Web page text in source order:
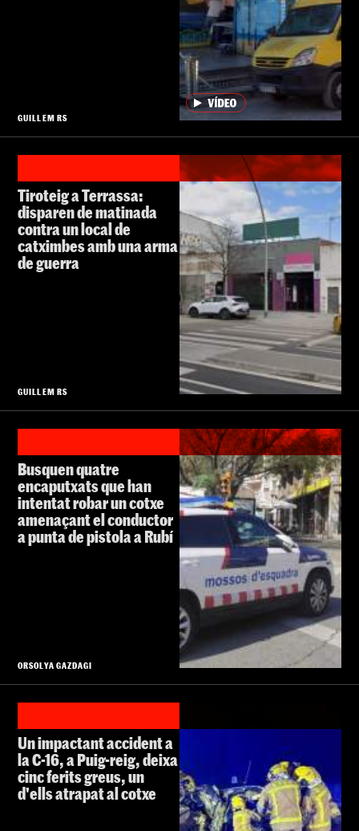
GUILLEM RS
Tiroteig a Terrassa:
disparen de matinada
contra un local de
catximbes amb una arma
de guerra
GUILLEM RS
Busquen quatre
encaputxats que han
intentat robar un cotxe
amenaçant el conductor
a punta de pistola a Rubí
ORSOLYA GAZDAGI
Un impactant accident a
la C-16, a Puig-reig, deixa
cinc ferits greus, un
d'ells atrapat al cotxe